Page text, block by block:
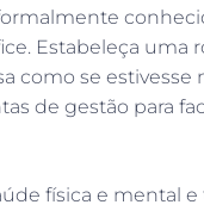
Estabeleça uma
como se estivesse
de gestão para
física e mental e